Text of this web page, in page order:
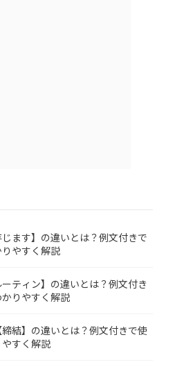
じます】の違いとは？例文付きで
やすく解説
ーティン】の違いとは？例文付き
りやすく解説
締結】の違いとは？例文付きで使
すく解説